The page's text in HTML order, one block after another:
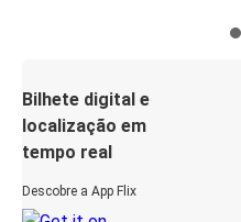
Bilhete digital e
localização em
tempo real
Descobre a App Flix